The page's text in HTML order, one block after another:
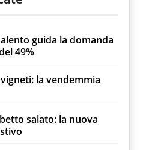
guida la domanda
49%
la vendemmia
salato: la nuova